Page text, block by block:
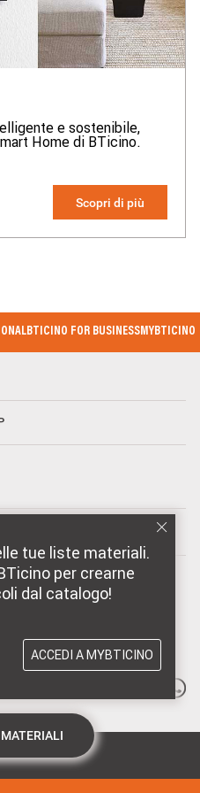
Italiano (CEI). Sulla
sono da ritenersi conformi alle
n°37 del 22/01/2008.
e sostenibile,
Home di BTicino.
Scopri di più
tue liste materiali.
per crearne
dal catalogo!
ACCEDI A MYBTICINO
BTICINO FOR BUSINESSMYBTICINO